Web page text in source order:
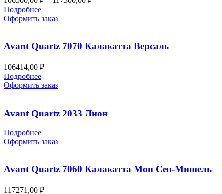
Подробнее
Оформить заказ
Avant Quartz 7070 Калакатта Версаль
106414,00 ₽
Подробнее
Оформить заказ
Avant Quartz 2033 Лион
Подробнее
Оформить заказ
Avant Quartz 7060 Калакатта Мон Сен-Мишель
117271,00 ₽